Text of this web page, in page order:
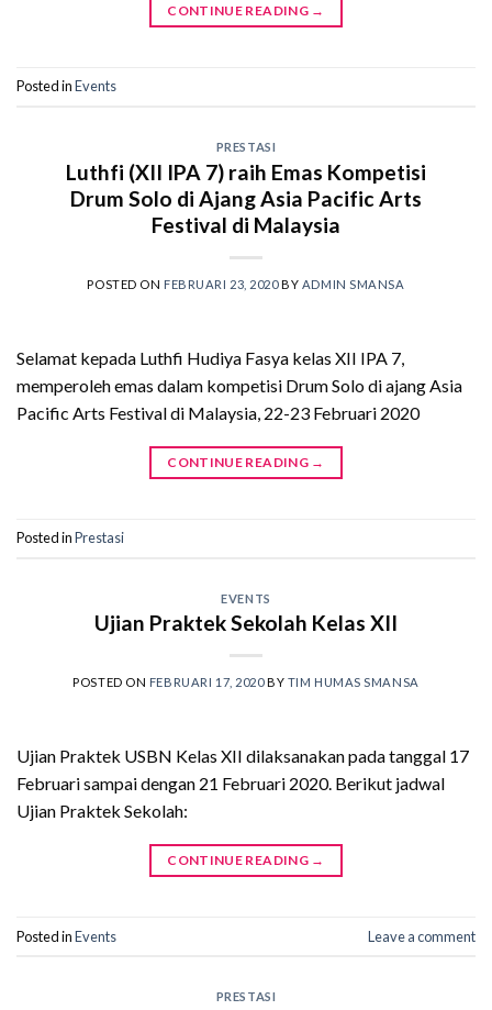
CONTINUE READING →
Posted inEvents
PRESTASI
Luthfi (XII IPA 7) raih Emas Kompetisi
Drum Solo di Ajang Asia Pacific Arts
Festival di Malaysia
POSTED ON FEBRUARI 23, 2020BY ADMIN SMANSA
Selamat kepada Luthfi Hudiya Fasya kelas XII IPA 7,
memperoleh emas dalam kompetisi Drum Solo di ajang Asia
Pacific Arts Festival di Malaysia, 22-23 Februari 2020
CONTINUE READING →
Posted inPrestasi
EVENTS
Ujian Praktek Sekolah Kelas XII
POSTED ON FEBRUARI 17, 2020BY TIM HUMAS SMANSA
Ujian Praktek USBN Kelas XII dilaksanakan pada tanggal 17
Februari sampai dengan 21 Februari 2020. Berikut jadwal
Ujian Praktek Sekolah:
CONTINUE READING →
Posted inEvents Leave a comment
PRESTASI